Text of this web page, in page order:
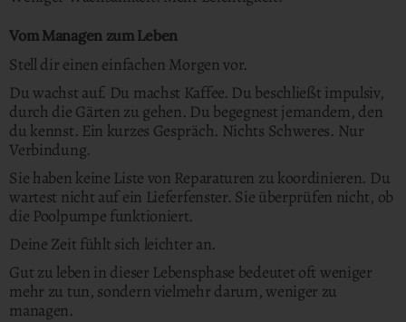
Vom Managen zum Leben
Stell dir einen einfachen Morgen vor.
Du wachst auf. Du machst Kaffee. Du beschließt impulsiv,
durch die Gärten zu gehen. Du begegnest jemandem, den
du kennst. Ein kurzes Gespräch. Nichts Schweres. Nur
Verbindung.
Sie haben keine Liste von Reparaturen zu koordinieren. Du
wartest nicht auf ein Lieferfenster. Sie überprüfen nicht, ob
die Poolpumpe funktioniert.
Deine Zeit fühlt sich leichter an.
Gut zu leben in dieser Lebensphase bedeutet oft weniger
mehr zu tun, sondern vielmehr darum, weniger zu
managen.